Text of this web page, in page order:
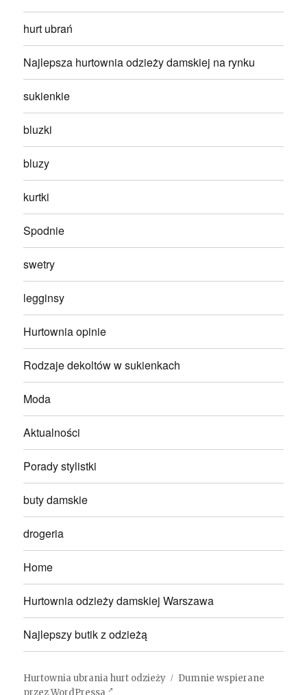
hurt ubrań
Najlepsza hurtownia odzieży damskiej na rynku
sukienkie
bluzki
bluzy
kurtki
Spodnie
swetry
legginsy
Hurtownia opinie
Rodzaje dekoltów w sukienkach
Moda
Aktualności
Porady stylistki
buty damskie
drogeria
Home
Hurtownia odzieży damskiej Warszawa
Najlepszy butik z odzieżą
Hurtownia ubrania hurt odzieży
Dumnie wspierane
przez WordPressa